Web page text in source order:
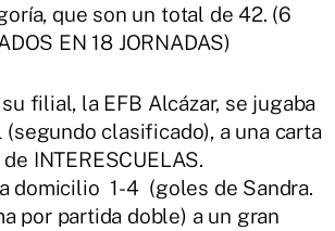
que son un total de 42. (6
EN 18 JORNADAS)
filial, la EFB Alcázar, se jugaba
(segundo clasificado), a una carta
INTERESCUELAS.
domicilio 1-4 (goles de Sandra.
por partida doble) a un gran